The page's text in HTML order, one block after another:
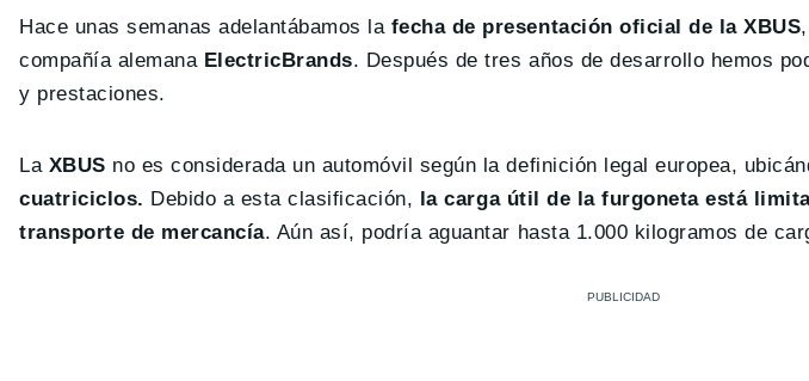
Hace unas semanas adelantábamos la fecha de presentación oficial de la XBUS
compañía alemana ElectricBrands. Después de tres años de desarrollo hemos
y prestaciones.
La XBUS no es considerada un automóvil según la definición legal europea,
cuatriciclos. Debido a esta clasificación, la carga útil de la furgoneta está
transporte de mercancía. Aún así, podría aguantar hasta 1.000 kilogramos de